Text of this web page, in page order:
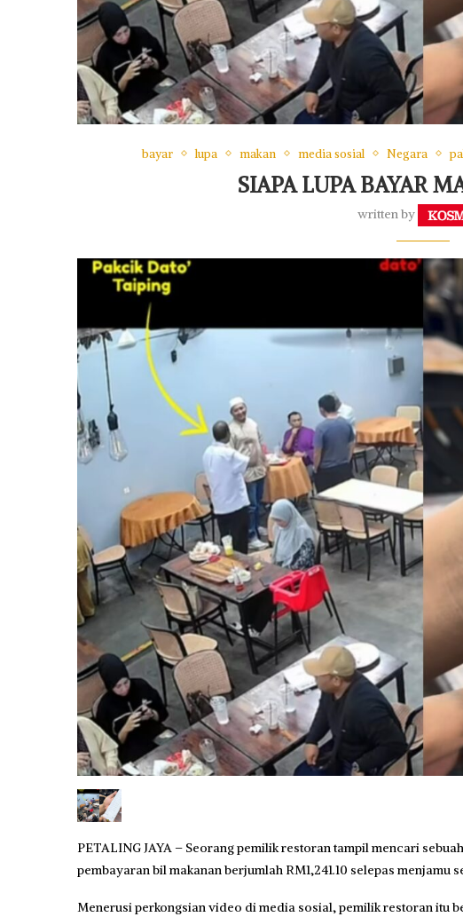
bayar lupa makan media sosial Negara
SIAPA LUPA BAYAR
written by
PETALING JAYA – Seorang pemilik restoran tampil mencari
pembayaran bil makanan berjumlah RM1,241.10 selepas menjamu
Menerusi perkongsian video di media sosial, pemilik restoran itu